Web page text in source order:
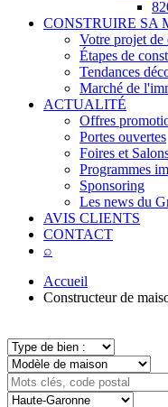
CONSTRUIRE SA
Votre projet de
Étapes de
Tendances
Marché de
ACTUALITÉ
Offres
Portes ouvertes
Foires et
Programmes
Sponsoring
Les news du
AVIS CLIENTS
CONTACT
⌕
Accueil
Constructeur de